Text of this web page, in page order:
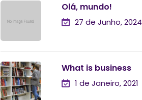
Olá, mundo!
27 de Junho, 2024
What is business
1 de Janeiro, 2021